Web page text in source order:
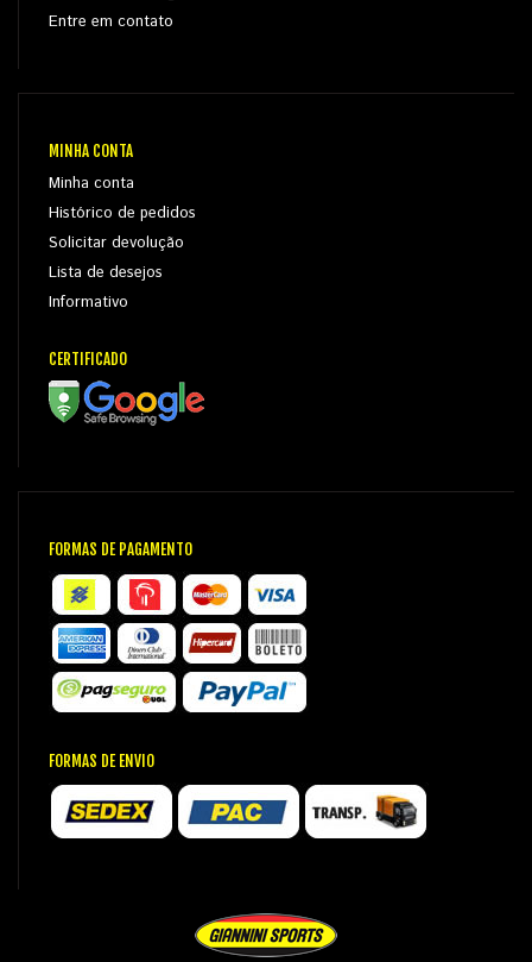
Entre em contato
MINHA CONTA
Minha conta
Histórico de pedidos
Solicitar devolução
Lista de desejos
Informativo
CERTIFICADO
FORMAS DE PAGAMENTO
FORMAS DE ENVIO